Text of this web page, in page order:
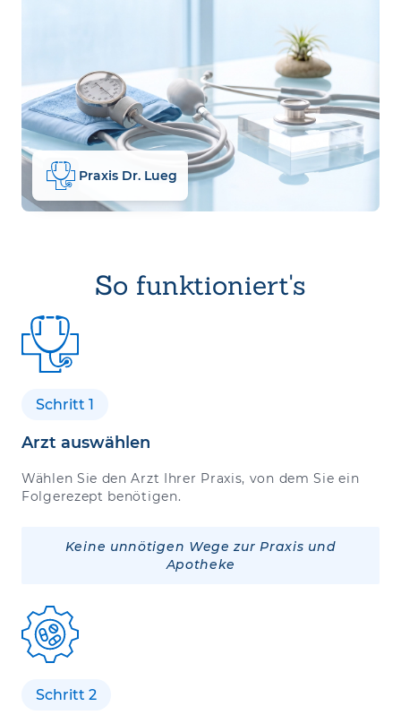
Praxis Dr. Lueg
So funktioniert's
Schritt 1
Arzt auswählen
Wählen Sie den Arzt Ihrer Praxis, von dem Sie ein
Folgerezept benötigen.
Keine unnötigen Wege zur Praxis und
Apotheke
Schritt 2